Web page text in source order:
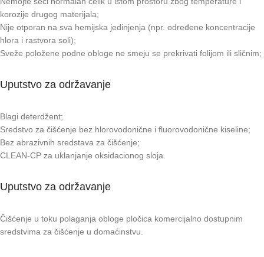
korozije drugog materijala;
Nije otporan na sva hemijska jedinjenja (npr. određene koncentracije
hlora i rastvora soli);
Sveže položene podne obloge ne smeju se prekrivati folijom ili sličnim;
Uputstvo za održavanje
Blagi deterdžent;
Sredstvo za čišćenje bez hlorovodonične i fluorovodonične kiseline;
Bez abrazivnih sredstava za čišćenje;
CLEAN-CP za uklanjanje oksidacionog sloja.
Uputstvo za održavanje
Čišćenje u toku polaganja obloge pločica komercijalno dostupnim
sredstvima za čišćenje u domaćinstvu.